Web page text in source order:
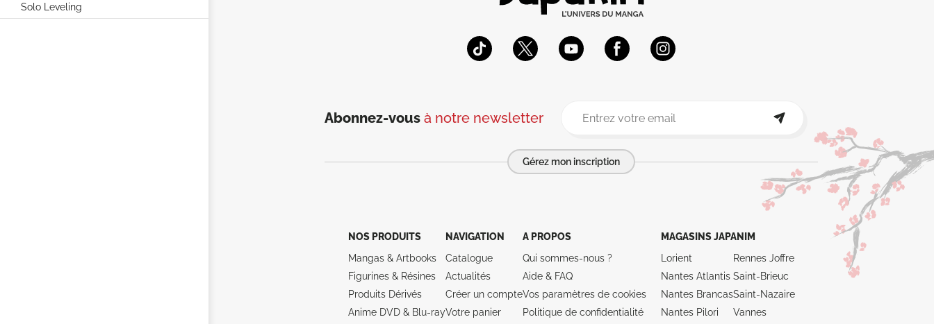
Solo Leveling
Abonnez-vous à notre newsletter
Gérez mon inscription
NOS PRODUITS
Mangas & Artbooks
Figurines & Résines
Produits Dérivés
Anime DVD & Blu‑ray
NAVIGATION
Catalogue
Actualités
Créer un compte
Votre panier
A PROPOS
Qui sommes-nous ?
Aide & FAQ
Vos paramètres de cookies
Politique de confidentialité
MAGASINS JAPANIM
Lorient
Nantes Atlantis
Nantes Brancas
Nantes Pilori
Rennes Joffre
Saint-Brieuc
Saint-Nazaire
Vannes